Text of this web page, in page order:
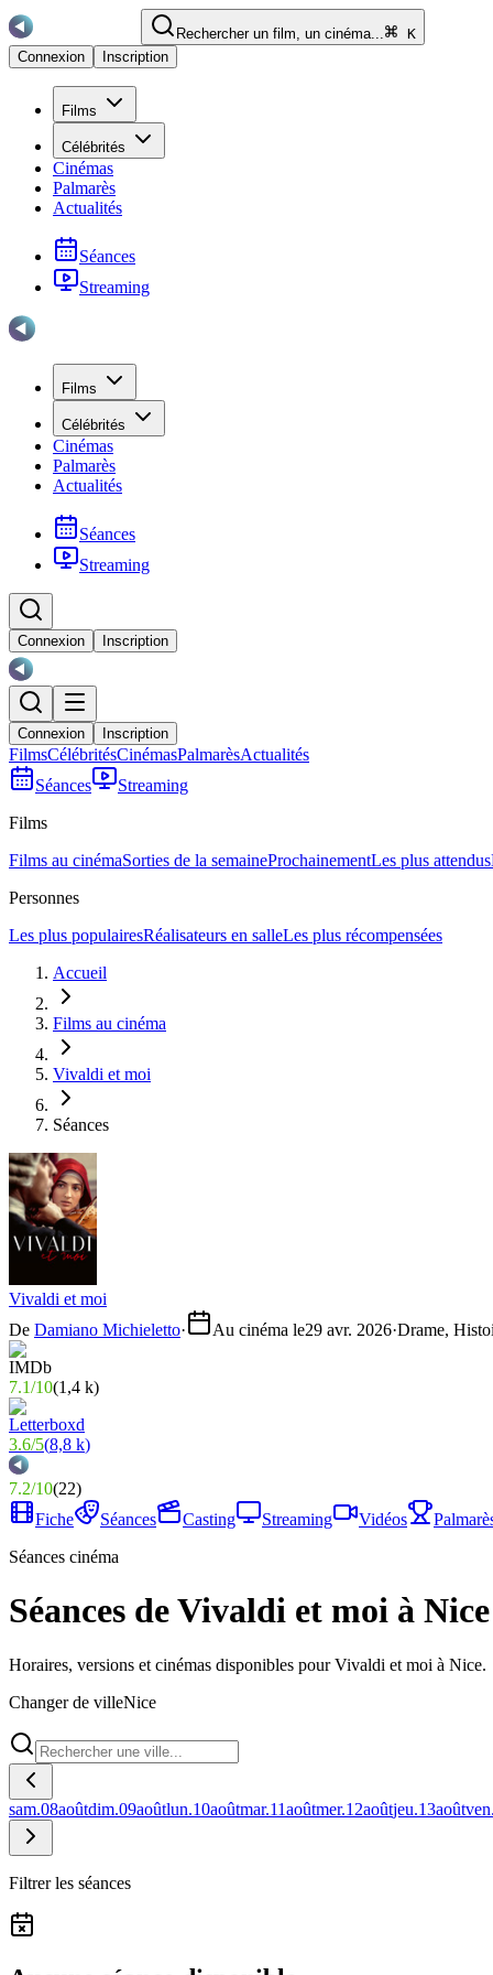
Rechercher un film, un cinéma...
K
Connexion
Inscription
Films
Célébrités
Cinémas
Palmarès
Actualités
Séances
Streaming
Films
Célébrités
Cinémas
Palmarès
Actualités
Séances
Streaming
Connexion Inscription
Connexion Inscription
FilmsCélébritésCinémasPalmarèsActualités
Séances
Streaming
Films
Films au cinémaSorties de la semaineProchainementLes plus attendus
Personnes
Les plus populairesRéalisateurs en salleLes plus récompensées
Accueil
Films au cinéma
Vivaldi et moi
Séances
Vivaldi et moi
De Damiano Michieletto· Au cinéma le29 avr. 2026·Drame,
7.1/10(1,4 k)
3.6/5(8,8 k)
7.2/10(22)
Fiche
Séances Casting Streaming Vidéos
Séances cinéma
Séances de Vivaldi et moi à Nice
Horaires, versions et cinémas disponibles pour Vivaldi et moi à Nice.
Changer de villeNice
sam.08aoûtdim.09aoûtlun.10aoûtmar.11aoûtmer.12aoûtjeu.13aoûtven.
Filtrer les séances